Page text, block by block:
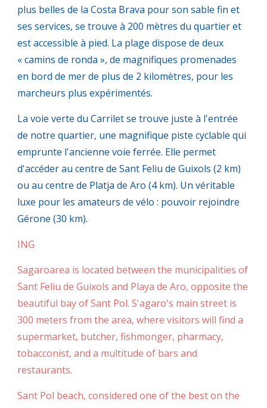
plus belles de la Costa Brava pour son sable fin et
ses services, se trouve à 200 mètres du quartier et
est accessible à pied. La plage dispose de deux
« camins de ronda », de magnifiques promenades
en bord de mer de plus de 2 kilomètres, pour les
marcheurs plus expérimentés.
La voie verte du Carrilet se trouve juste à l'entrée
de notre quartier, une magnifique piste cyclable qui
emprunte l'ancienne voie ferrée. Elle permet
d'accéder au centre de Sant Feliu de Guixols (2 km)
ou au centre de Platja de Aro (4 km). Un véritable
luxe pour les amateurs de vélo : pouvoir rejoindre
Gérone (30 km).
ING
Sagaroarea is located between the municipalities of
Sant Feliu de Guixols and Playa de Aro, opposite the
beautiful bay of Sant Pol. S'agaro's main street is
300 meters from the area, where visitors will find a
supermarket, butcher, fishmonger, pharmacy,
tobacconist, and a multitude of bars and
restaurants.
Sant Pol beach, considered one of the best on the